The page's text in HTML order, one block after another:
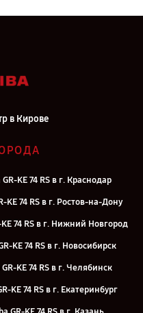
в Кирове
KE 74 RS в г. Краснодар
74 RS в г. Ростов-на-Дону
74 RS в г. Нижний Новгород
KE 74 RS в г. Новосибирск
KE 74 RS в г. Челябинск
KE 74 RS в г. Екатеринбург